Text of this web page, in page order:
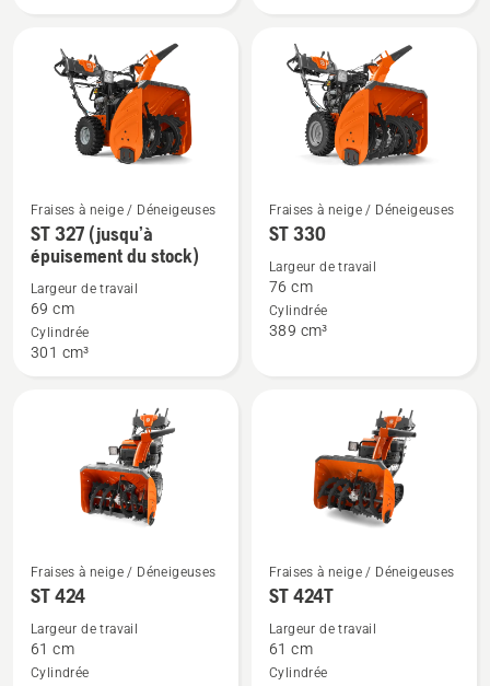
Voir
plus
de
détails
sur
ST 327
Fraises à neige / Déneigeuses
ST 327 (jusqu’à
épuisement du stock)
Largeur de travail
69 cm
Cylindrée
301 cm³
Voir
plus
de
détails
sur
Fraises à neige / Déneigeuses
ST 330
Largeur de travail
76 cm
Cylindrée
389 cm³
Voir
plus
détails
sur
Fraises à neige / Déneigeuses
ST 424
Largeur de travail
61 cm
Cylindrée
Voir
plus
détails
sur
Fraises à neige / Déneigeuses
ST 424T
Largeur de travail
61 cm
Cylindrée